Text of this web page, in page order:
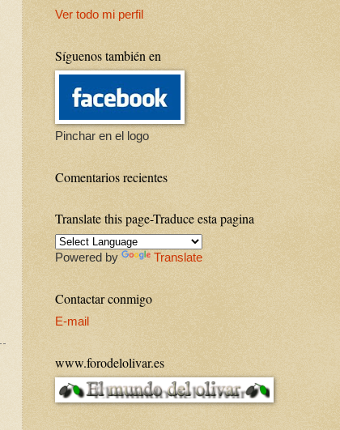
Ver todo mi perfil
Síguenos también en
Pinchar en el logo
Comentarios recientes
Translate this page-Traduce esta pagina
Powered by Translate
Contactar conmigo
E-mail
www.forodelolivar.es